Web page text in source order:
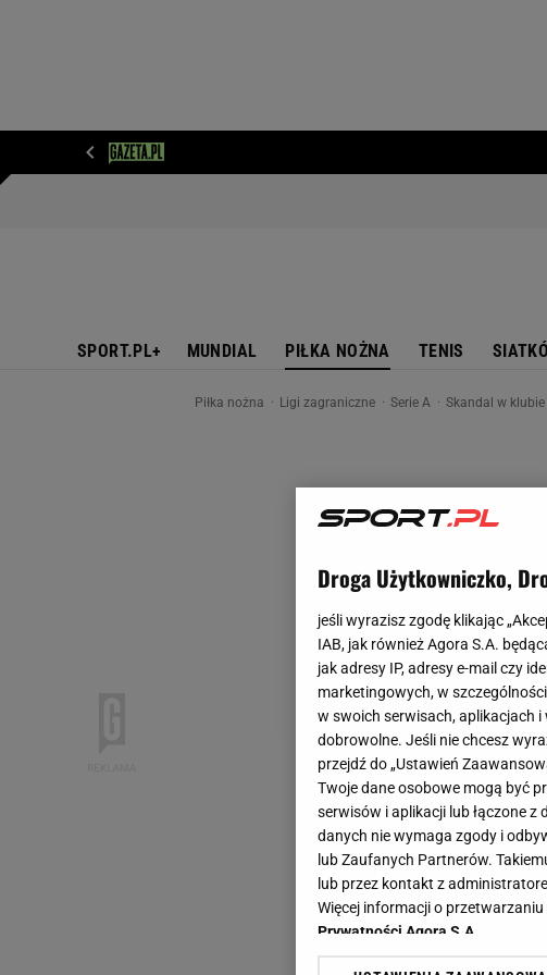
SPORT.PL+ MUNDIAL PIŁKA NOŻNA TENIS
Piłka nożna Ligi zagraniczne Serie A Skandal w klubie
Droga Użytkowniczko,
jeśli wyrazisz zgodę klikając
IAB, jak również Agora S.A.
jak adresy IP, adresy e-mail czy
marketingowych, w
w swoich serwisach, aplikacjach
dobrowolne. Jeśli nie chcesz
przejdź do „Ustawień
Twoje dane osobowe mogą być
serwisów i aplikacji lub łączone
danych nie wymaga zgody i
lub Zaufanych Partnerów.
lub przez kontakt z
Więcej informacji o
Prywatności Agora S.A.